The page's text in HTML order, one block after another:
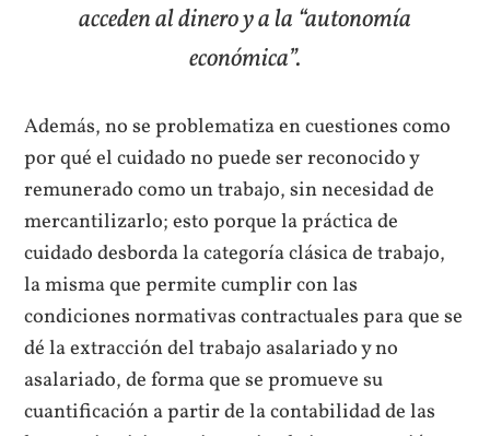
acceden al dinero y a la “autonomía
económica”.
Además, no se problematiza en cuestiones como
por qué el cuidado no puede ser reconocido y
remunerado como un trabajo, sin necesidad de
mercantilizarlo; esto porque la práctica de
cuidado desborda la categoría clásica de trabajo,
la misma que permite cumplir con las
condiciones normativas contractuales para que se
dé la extracción del trabajo asalariado y no
asalariado, de forma que se promueve su
cuantificación a partir de la contabilidad de las